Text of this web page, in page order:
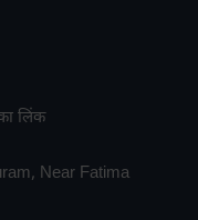
लिंक
Near Fatima